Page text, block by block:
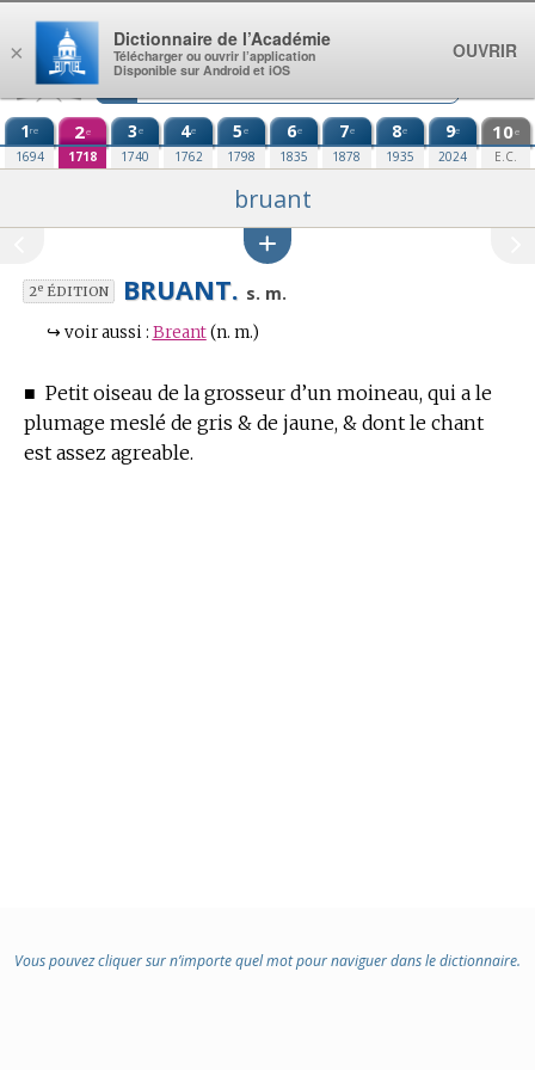
Aller au contenu
1re
1694
2e
1718
3e
1740
4e
1762
5e
1798
6e
1835
7e
1878
8e
1935
9e
2024
10e
E.C.
bruant
2eÉDITION BRUANT. s. m.
↪ voir aussi : Breant (n. m.)
■ Petit oiseau de la grosseur d’un moineau, qui a le
plumage meslé de gris & de jaune, & dont le chant
est assez agreable.
Vous pouvez cliquer sur n’importe quel mot pour naviguer dans le dictionnaire.
×
Dictionnaire de l’Académie
Télécharger ou ouvrir l’application
Disponible sur Android et iOS
OUVRIR